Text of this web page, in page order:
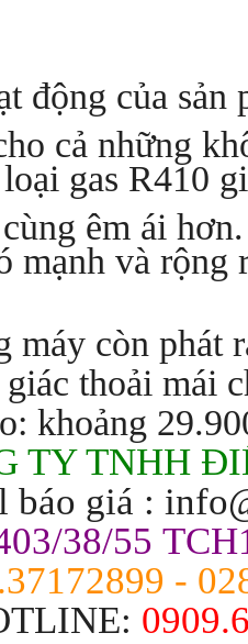
động của
cả những
gas R410
êm ái hơn.
mạnh và rộng
máy còn phát
thoải mái
khoảng
TY TNHH
báo giá :
38/55
-